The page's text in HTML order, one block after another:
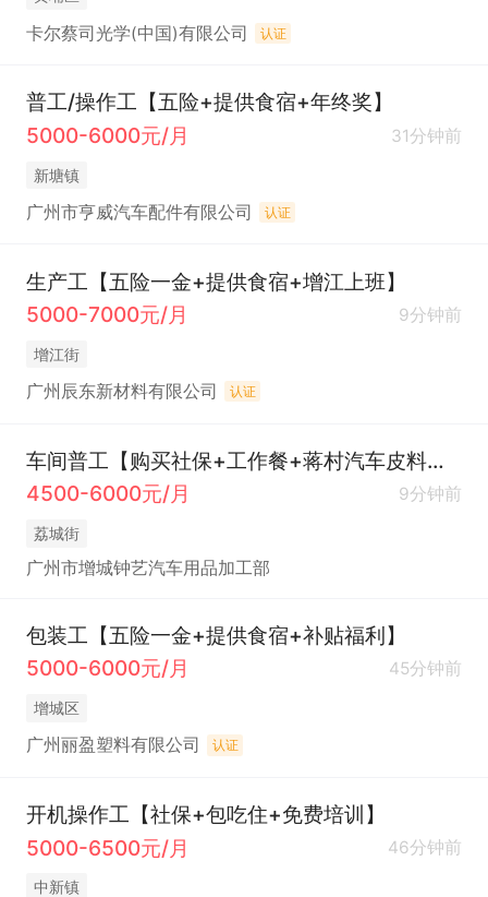
卡尔蔡司光学(中国)有限公司 认证
普工/操作工【五险+提供食宿+年终奖】
5000-6000元/月
31分钟前
新塘镇
广州市亨威汽车配件有限公司 认证
生产工【五险一金+提供食宿+增江上班】
5000-7000元/月
9分钟前
增江街
广州辰东新材料有限公司 认证
车间普工【购买社保+工作餐+蒋村汽车皮料加工】
4500-6000元/月
9分钟前
荔城街
广州市增城钟艺汽车用品加工部
包装工【五险一金+提供食宿+补贴福利】
5000-6000元/月
45分钟前
增城区
广州丽盈塑料有限公司 认证
开机操作工【社保+包吃住+免费培训】
5000-6500元/月
46分钟前
中新镇